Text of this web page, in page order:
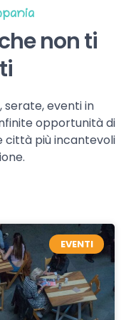
non ti
serate, eventi in
opportunità di
città più incantevoli
EVENTI